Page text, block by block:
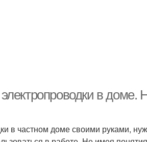
в
в частном доме своими руками,